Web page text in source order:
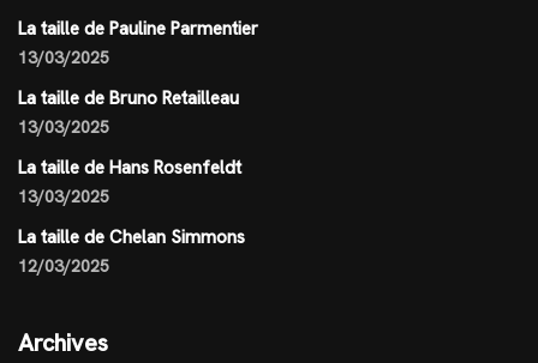
La taille de Pauline Parmentier
13/03/2025
La taille de Bruno Retailleau
13/03/2025
La taille de Hans Rosenfeldt
13/03/2025
La taille de Chelan Simmons
12/03/2025
Archives